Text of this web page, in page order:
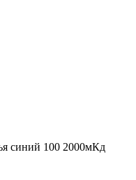
синий 100 2000мКд